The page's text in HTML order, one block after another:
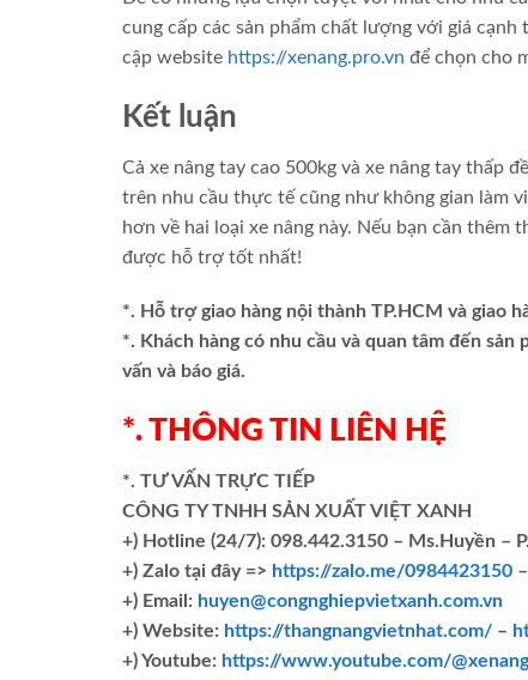
cung cấp các sản phẩm chất lượng với giá
cập website https://xenang.pro.vn để chọn cho
Kết luận
Cả xe nâng tay cao 500kg và xe nâng tay thấp
trên nhu cầu thực tế cũng như không gian làm
hơn về hai loại xe nâng này. Nếu bạn cần thêm
được hỗ trợ tốt nhất!
*. Hỗ trợ giao hàng nội thành TP.HCM và giao
*. Khách hàng có nhu cầu và quan tâm đến
vấn và báo giá.
*. THÔNG TIN LIÊN HỆ
*. TƯ VẤN TRỰC TIẾP
CÔNG TY TNHH SẢN XUẤT VIỆT XANH
+) Hotline (24/7): 098.442.3150 – Ms.Huyền –
+) Zalo tại đây => https://zalo.me/0984423150
+) Email: huyen@congnghiepvietxanh.com.vn
+) Website: https://thangnangvietnhat.com/ –
+) Youtube: https://www.youtube.com/